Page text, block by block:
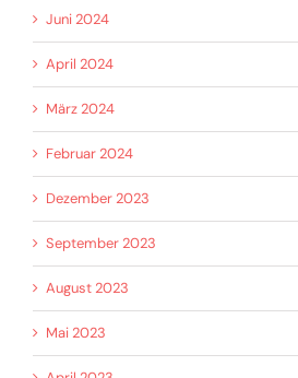
Juni 2024
April 2024
März 2024
Februar 2024
Dezember 2023
September 2023
August 2023
Mai 2023